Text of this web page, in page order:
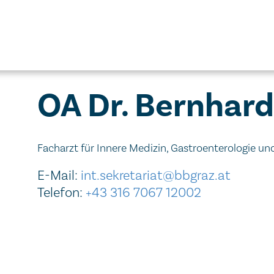
OA Dr.
Facharzt für Innere Medizin, Gastroenterologie
E-Mail: int.sekretariat@bbgraz.at
Telefon: +43 316 7067 12002